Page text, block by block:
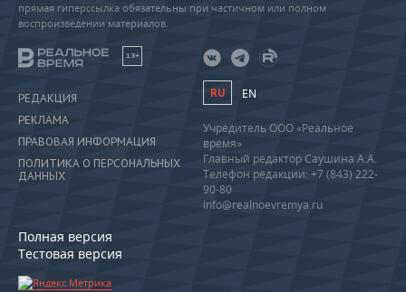
прямая гиперссылка обязательны при частичном или полном
воспроизведении материалов.
18+
РЕДАКЦИЯ
РЕКЛАМА
ПРАВОВАЯ ИНФОРМАЦИЯ
ПОЛИТИКА О ПЕРСОНАЛЬНЫХ
ДАННЫХ
Полная версия
Тестовая версия
RU EN
Учредитель ООО «Реальное
время»
Главный редактор Саушина А.А.
Телефон редакции: +7 (843) 222-
90-80
info@realnoevremya.ru